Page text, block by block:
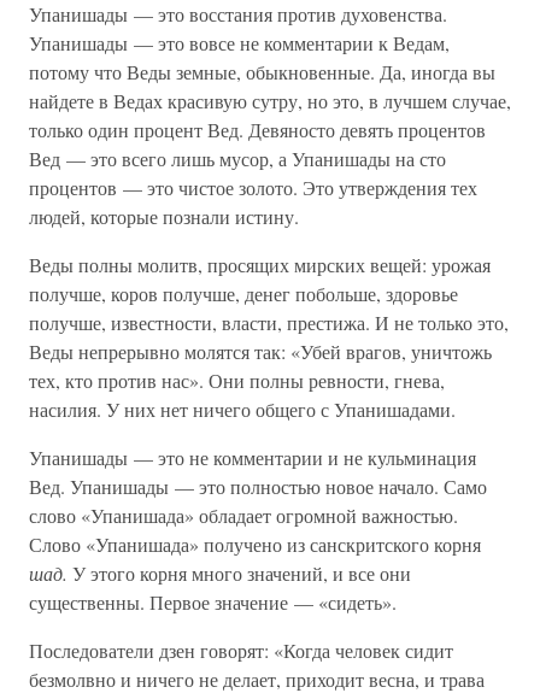
Упанишады — это восстания против духовенства.
Упанишады — это вовсе не комментарии к Ведам,
потому что Веды земные, обыкновенные. Да, иногда вы
найдете в Ведах красивую сутру, но это, в лучшем случае,
только один процент Вед. Девяносто девять процентов
Вед — это всего лишь мусор, а Упанишады на сто
процентов — это чистое золото. Это утверждения тех
людей, которые познали истину.
Веды полны молитв, просящих мирских вещей: урожая
получше, коров получше, денег побольше, здоровье
получше, известности, власти, престижа. И не только это,
Веды непрерывно молятся так: «Убей врагов, уничтожь
тех, кто против нас». Они полны ревности, гнева,
насилия. У них нет ничего общего с Упанишадами.
Упанишады — это не комментарии и не кульминация
Вед. Упанишады — это полностью новое начало. Само
слово «Упанишада» обладает огромной важностью.
Слово «Упанишада» получено из санскритского корня
шад. У этого корня много значений, и все они
существенны. Первое значение — «сидеть».
Последователи дзен говорят: «Когда человек сидит
безмолвно и ничего не делает, приходит весна, и трава